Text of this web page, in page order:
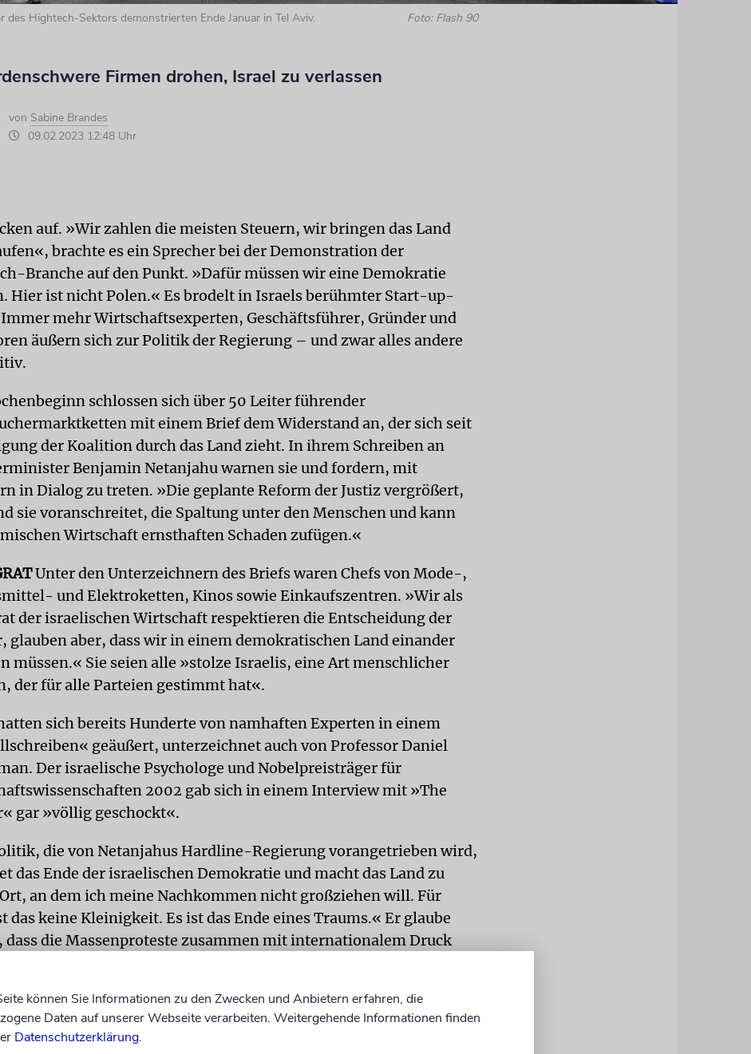
des Hightech-Sektors demonstrierten Ende Januar in Tel Aviv. Foto: Flash 90
Firmen drohen, Israel zu verlassen
von Sabine Brandes
09.02.2023 12:48 Uhr
auf. »Wir zahlen die meisten Steuern, wir bringen das Land
brachte es ein Sprecher bei der Demonstration der
Branche auf den Punkt. »Dafür müssen wir eine Demokratie
Hier ist nicht Polen.« Es brodelt in Israels berühmter Start-up-
Immer mehr Wirtschaftsexperten, Geschäftsführer, Gründer und
äußern sich zur Politik der Regierung – und zwar alles andere
schlossen sich über 50 Leiter führender
mit einem Brief dem Widerstand an, der sich seit
der Koalition durch das Land zieht. In ihrem Schreiben an
Benjamin Netanjahu warnen sie und fordern, mit
in Dialog zu treten. »Die geplante Reform der Justiz vergrößert,
sie voranschreitet, die Spaltung unter den Menschen und kann
Wirtschaft ernsthaften Schaden zufügen.«
Unter den Unterzeichnern des Briefs waren Chefs von Mode-,
und Elektroketten, Kinos sowie Einkaufszentren. »Wir als
der israelischen Wirtschaft respektieren die Entscheidung der
glauben aber, dass wir in einem demokratischen Land einander
müssen.« Sie seien alle »stolze Israelis, eine Art menschlicher
der für alle Parteien gestimmt hat«.
sich bereits Hunderte von namhaften Experten in einem
geäußert, unterzeichnet auch von Professor Daniel
Der israelische Psychologe und Nobelpreisträger für
2002 gab sich in einem Interview mit »The
gar »völlig geschockt«.
die von Netanjahus Hardline-Regierung vorangetrieben wird,
das Ende der israelischen Demokratie und macht das Land zu
an dem ich meine Nachkommen nicht großziehen will. Für
das keine Kleinigkeit. Es ist das Ende eines Traums.« Er glaube
dass die Massenproteste zusammen mit internationalem Druck
»Einigen Leuten in der Regierung ist es egal, aber Israel grenzt
aus der Welt aus, zu der es gehört.« Kahneman meint, die
könne das Land zur »als Demokratie getarnten Diktatur«
können Sie Informationen zu den Zwecken und Anbietern erfahren, die
Daten auf unserer Webseite verarbeiten. Weitergehende Informationen finden
Datenschutzerklärung.